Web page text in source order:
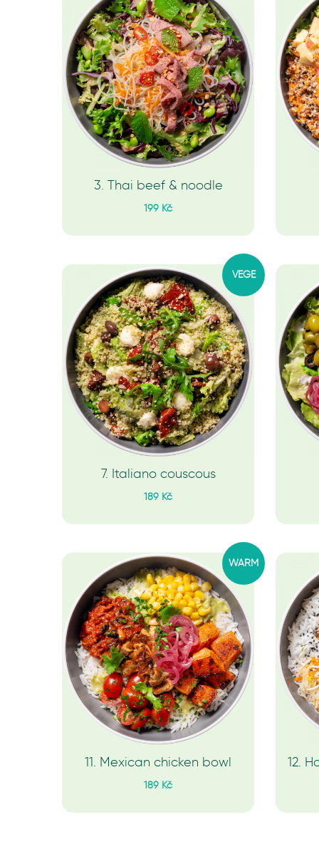
3. Thai beef & noodle
199 Kč
VEGE
7. Italiano couscous
189 Kč
WARM
11. Mexican chicken bowl
189 Kč
12.